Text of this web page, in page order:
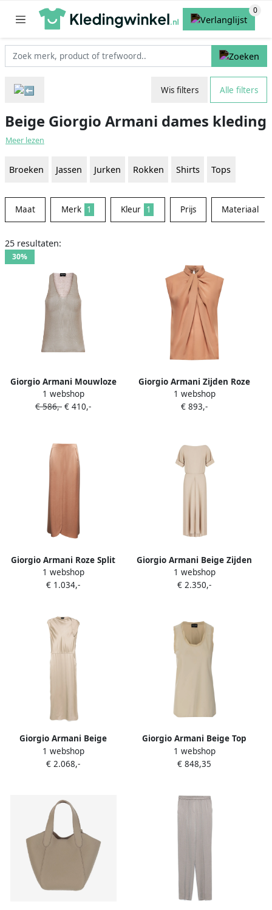
Wis filters Alle filters
Beige Giorgio Armani dames kleding
Meer lezen
Broeken Jassen Jurken Rokken Shirts Tops
Maat Merk 1 Kleur 1 Prijs Materiaal
25 resultaten:
30%
Giorgio Armani Mouwloze
top Beige
1 webshop
€ 586,- € 410,-
Giorgio Armani Zijden Roze
Top met Knoopdetail Beige
Dames
1 webshop
€ 893,-
Giorgio Armani Roze Split
Rok Gemaakt in Italië Beige
Dames
1 webshop
€ 1.034,-
Giorgio Armani Beige Zijden
Georgette Boothals Jurk
Beige Dames
1 webshop
€ 2.350,-
Giorgio Armani Beige
Mouwloze Asymmetrische
Hals Jurk Beige Dames
1 webshop
€ 2.068,-
Giorgio Armani Beige Top
Model Draagt Beige Dames
1 webshop
€ 848,35